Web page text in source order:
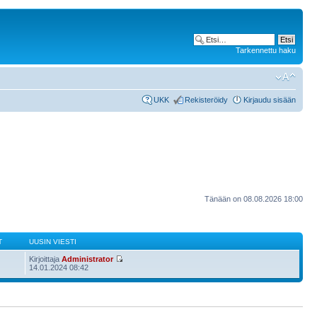
Tarkennettu haku
UKK Rekisteröidy Kirjaudu sisään
Tänään on 08.08.2026 18:00
UUSIN VIESTI
KirjoittajaAdministrator
14.01.2024 08:42